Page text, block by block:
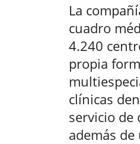
La
cuadro
4.240
propia
clínicas
servicio de
además